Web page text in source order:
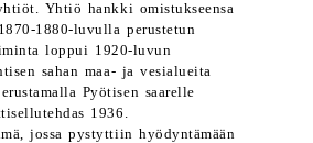
Yhtiö hankki omistukseensa
1880-luvulla perustetun
loppui 1920-luvun
sahan maa- ja vesialueita
Pyötisen saarelle
1936.
jossa pystyttiin hyödyntämään